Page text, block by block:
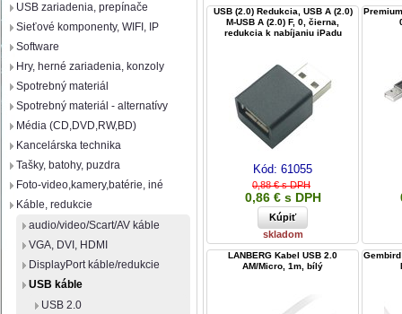
USB zariadenia, prepínače
Sieťové komponenty, WIFI, IP
Software
Hry, herné zariadenia, konzoly
Spotrebný materiál
Spotrebný materiál - alternatívy
Média (CD,DVD,RW,BD)
Kancelárska technika
Tašky, batohy, puzdra
Foto-video,kamery,batérie, iné
Káble, redukcie
audio/video/Scart/AV káble
VGA, DVI, HDMI
DisplayPort káble/redukcie
USB káble
USB 2.0
USB (2.0) Redukcia, USB A (2.0)
M-USB A (2.0) F, 0, čierna,
redukcia k nabíjaniu iPadu
Kód: 61055
0,88 € s DPH
0,86 € s DPH
skladom
LANBERG Kabel USB 2.0
AM/Micro, 1m, bílý